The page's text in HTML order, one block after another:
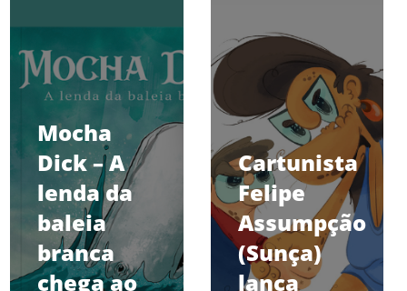
Mocha
Dick – A
lenda da
baleia
branca
chega ao
Cartunista
Felipe
Assumpção
(Sunça)
lança